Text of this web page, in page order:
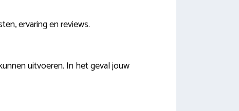
ervaring en reviews.
uitvoeren. In het geval jouw